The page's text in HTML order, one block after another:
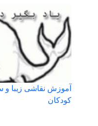
آموزش نقاشی زیبا و
کودکان